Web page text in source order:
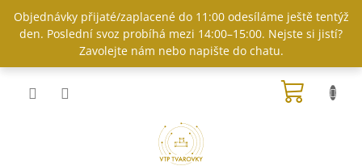
obsah
Objednávky přijaté/zaplacené do 11:00 odesíláme ještě tentýž
den. Poslední svoz probíhá mezi 14:00–15:00. Nejste si jistí?
Zavolejte nám nebo napište do chatu.